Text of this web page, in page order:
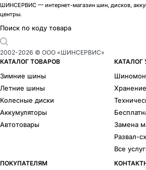
ШИНСЕРВИС — интернет-магазин шин, дисков,
центры.
Поиск по коду товара
2002-2026 © ООО «ШИНСЕРВИС»
КАТАЛОГ ТОВАРОВ
Зимние шины
Летние шины
Колесные диски
Аккумуляторы
Автотовары
КАТАЛОГ
Замена
Развал-
Все
ПОКУПАТЕЛЯМ